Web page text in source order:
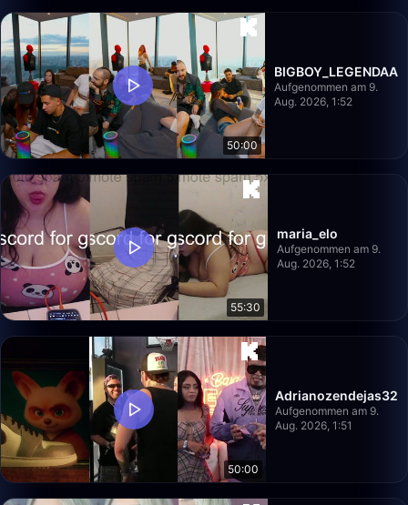
50:00
BIGBOY_LEGENDAA
Aufgenommen am 9.
Aug. 2026, 1:52
55:30
maria_elo
Aufgenommen am 9.
Aug. 2026, 1:52
50:00
Adrianozendejas32
Aufgenommen am 9.
Aug. 2026, 1:51